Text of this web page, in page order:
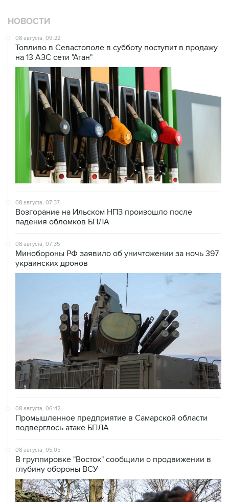
НОВОСТИ
08 августа, 09:22
Топливо в Севастополе в субботу поступит в продажу
на 13 АЗС сети "Атан"
08 августа, 07:37
Возгорание на Ильском НПЗ произошло после
падения обломков БПЛА
08 августа, 07:35
Минобороны РФ заявило об уничтожении за ночь 397
украинских дронов
08 августа, 06:42
Промышленное предприятие в Самарской области
подверглось атаке БПЛА
08 августа, 05:05
В группировке "Восток" сообщили о продвижении в
глубину обороны ВСУ